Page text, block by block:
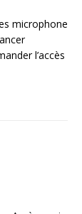
microphone
l’accès